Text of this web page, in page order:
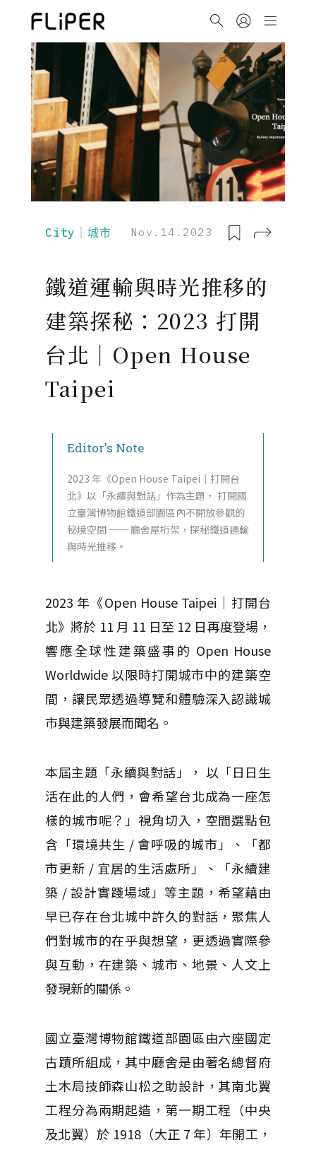
City｜城市 Nov.14.2023
鐵道運輸與時光推移的
建築探秘：2023 打開
台北│Open House
Taipei
Editor's Note
2023 年《Open House Taipei｜打開台
北》以「永續與對話」作為主題， 打開國
立臺灣博物館鐵道部園區內不開放參觀的
秘境空間 ── 廳舍屋桁架，探秘鐵道運輸
與時光推移。
2023 年《Open House Taipei｜打開台
北》將於 11 月 11 日至 12 日再度登場，
響應全球性建築盛事的 Open House
Worldwide 以限時打開城市中的建築空
間，讓民眾透過導覽和體驗深入認識城
市與建築發展而聞名。
本屆主題「永續與對話」， 以「日日生
活在此的人們，會希望台北成為一座怎
樣的城市呢？」視角切入，空間選點包
含「環境共生 / 會呼吸的城市」、「都
市更新 / 宜居的生活處所」、「永續建
築 / 設計實踐場域」等主題，希望藉由
早已存在台北城中許久的對話，聚焦人
們對城市的在乎與想望，更透過實際參
與互動，在建築、城市、地景、人文上
發現新的關係。
國立臺灣博物館鐵道部園區由六座國定
古蹟所組成，其中廳舍是由著名總督府
土木局技師森山松之助設計，其南北翼
工程分為兩期起造，第一期工程（中央
及北翼）於 1918（大正 7 年）年開工，